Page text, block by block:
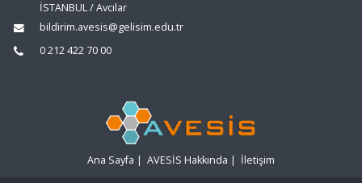
İSTANBUL / Avcılar
bildirim.avesis@gelisim.edu.tr
0 212 422 70 00
Ana Sayfa | AVESİS Hakkında | İletişim